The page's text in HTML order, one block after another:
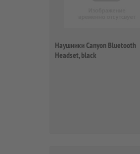
Наушники Canyon Bluetooth
Headset, black